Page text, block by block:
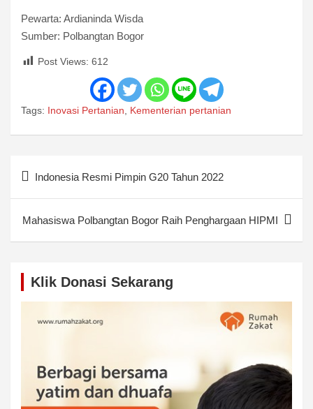
Pewarta: Ardianinda Wisda
Sumber: Polbangtan Bogor
Post Views: 612
Tags: Inovasi Pertanian Kementerian pertanian
Post
Indonesia Resmi Pimpin G20 Tahun 2022
Mahasiswa Polbangtan Bogor Raih Penghargaan HIPMI
Klik Donasi Sekarang